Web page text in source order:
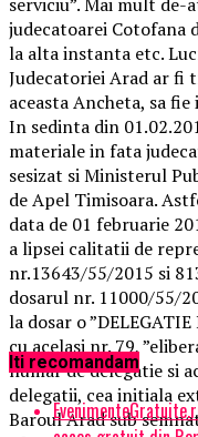
judecatoarei Cotofana
la alta instanta etc.
Judecatoriei Arad ar fi
aceasta Ancheta, sa
In sedinta din
materiale in fata
sesizat si Ministerul
de Apel Timisoara.
data de 01 februarie
a lipsei calitatii de
nr.13643/55/2015 si
dosarul nr. 11000/55/
la dosar o
cu acelasi nr. 79,
numar de delegatie si
delegatii, cea initiala
Baroul Arad sub
Iti recomandam